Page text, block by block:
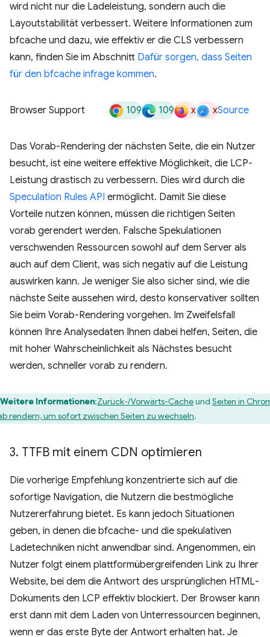
wird nicht nur die Ladeleistung, sondern auch die
Layoutstabilität verbessert. Weitere Informationen zum
bfcache und dazu, wie effektiv er die CLS verbessern
kann, finden Sie im Abschnitt Dafür sorgen, dass Seiten
für den bfcache infrage kommen.
Browser Support 109 109 x xSource
Das Vorab-Rendering der nächsten Seite, die ein Nutzer
besucht, ist eine weitere effektive Möglichkeit, die LCP-
Leistung drastisch zu verbessern. Dies wird durch die
Speculation Rules API ermöglicht. Damit Sie diese
Vorteile nutzen können, müssen die richtigen Seiten
vorab gerendert werden. Falsche Spekulationen
verschwenden Ressourcen sowohl auf dem Server als
auch auf dem Client, was sich negativ auf die Leistung
auswirken kann. Je weniger Sie also sicher sind, wie die
nächste Seite aussehen wird, desto konservativer sollten
Sie beim Vorab-Rendering vorgehen. Im Zweifelsfall
können Ihre Analysedaten Ihnen dabei helfen, Seiten, die
mit hoher Wahrscheinlichkeit als Nächstes besucht
werden, schneller vorab zu rendern.
Weitere Informationen:Zurück-/Vorwärts-Cacheund Seiten in
rendern, um sofort zwischen Seiten zu wechseln.
3. TTFB mit einem CDN optimieren
Die vorherige Empfehlung konzentrierte sich auf die
sofortige Navigation, die Nutzern die bestmögliche
Nutzererfahrung bietet. Es kann jedoch Situationen
geben, in denen die bfcache- und die spekulativen
Ladetechniken nicht anwendbar sind. Angenommen, ein
Nutzer folgt einem plattformübergreifenden Link zu Ihrer
Website, bei dem die Antwort des ursprünglichen HTML-
Dokuments den LCP effektiv blockiert. Der Browser kann
erst dann mit dem Laden von Unterressourcen beginnen,
wenn er das erste Byte der Antwort erhalten hat. Je